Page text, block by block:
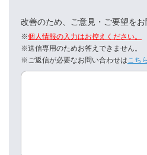
改善のため、ご意見・ご要望をお
※個人情報の入力はお控えください。
※送信専用のためお答えできません。
※ご返信が必要なお問い合わせはこちら